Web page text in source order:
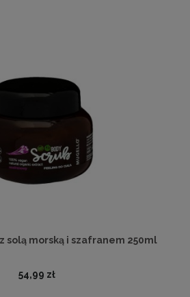
solą morską i szafranem 250ml
54,99 zł